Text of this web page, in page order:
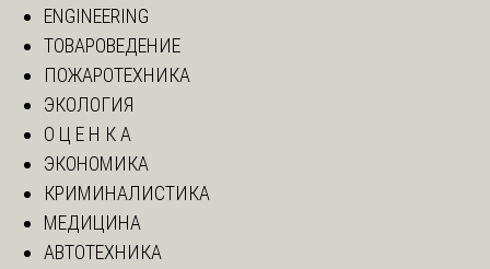
ENGINEERING
ТОВАРОВЕДЕНИЕ
ПОЖАРОТЕХНИКА
ЭКОЛОГИЯ
О Ц Е Н К А
ЭКОНОМИКА
КРИМИНАЛИСТИКА
МЕДИЦИНА
АВТОТЕХНИКА